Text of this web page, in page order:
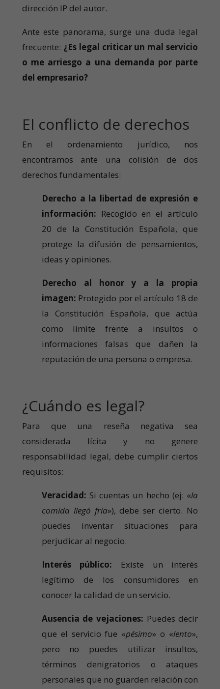
dirección IP del autor.
Ante este panorama, surge una duda legal
frecuente: ¿Es legal criticar un mal servicio
o me arriesgo a una demanda por parte
del empresario?
El conflicto de derechos
En el ordenamiento jurídico, nos
encontramos ante una colisión de dos
derechos fundamentales:
Derecho a la libertad de expresión e
información: Recogido en el artículo
20 de la Constitución Española, que
protege la difusión de pensamientos,
ideas y opiniones.
Derecho al honor y a la propia
imagen: Protegido por el artículo 18 de
la Constitución Española, que actúa
como límite frente a insultos o
informaciones falsas que dañen la
reputación de una persona o empresa.
¿Cuándo es legal?
Para que una reseña negativa sea
considerada lícita y no genere
responsabilidad legal, debe cumplir ciertos
requisitos:
Veracidad: Si cuentas un hecho (ej: «la
comida llegó fría»), debe ser cierto. No
puedes inventar situaciones para
perjudicar al negocio.
Interés público: Existe un interés
legítimo de los consumidores en
conocer la calidad de un servicio.
Ausencia de vejaciones: Puedes decir
que el servicio fue «pésimo» o «lento»,
pero no puedes utilizar insultos,
términos denigratorios o ataques
personales que no guarden relación con